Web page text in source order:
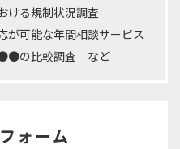
る規制状況調査
が可能な年間相談サービス
●●の比較調査 など
ォーム